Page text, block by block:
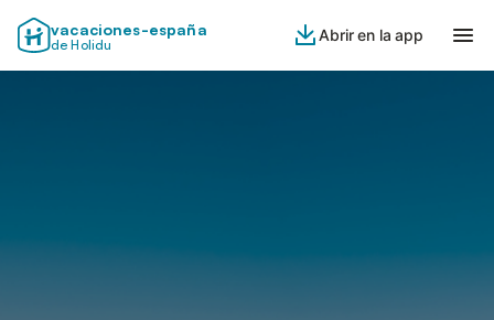
vacaciones-españa
de Holidu
Abrir en la app